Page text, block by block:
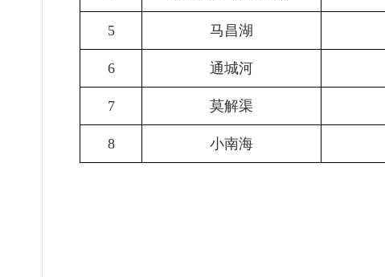
5 马昌湖
6 通城河
7 莫解渠
8 小南海